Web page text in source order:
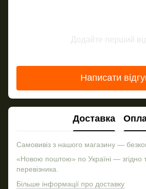
Додайте перший
Написати
Доставка
Самовивіз з нашого магазину —
«Новою поштою» по Україні — згідно
перевізника.
Більше інформації про доставку